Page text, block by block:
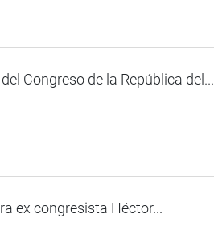
Congreso de la República del...
ex congresista Héctor...